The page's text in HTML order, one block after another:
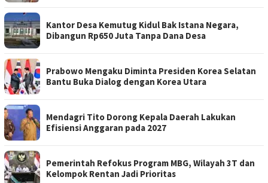
Kantor Desa Kemutug Kidul Bak Istana Negara,
Dibangun Rp650 Juta Tanpa Dana Desa
Prabowo Mengaku Diminta Presiden Korea Selatan
Bantu Buka Dialog dengan Korea Utara
Mendagri Tito Dorong Kepala Daerah Lakukan
Efisiensi Anggaran pada 2027
Pemerintah Refokus Program MBG, Wilayah 3T dan
Kelompok Rentan Jadi Prioritas